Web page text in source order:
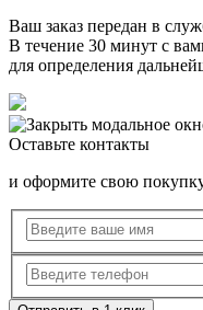
Ваш заказ передан в
В течение 30 минут с
для определения
Оставьте контакты
и оформите свою